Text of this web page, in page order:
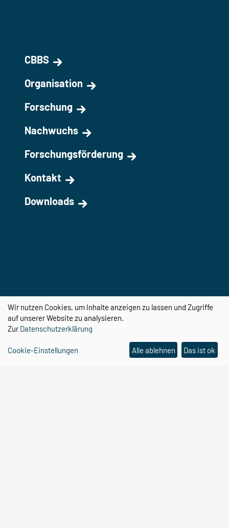
CBBS
Organisation
Forschung
Nachwuchs
Forschungsförderung
Kontakt
Downloads
Wir nutzen Cookies, um Inhalte anzeigen zu lassen und Zugriffe
auf unserer Website zu analysieren.
ZurDatenschutzerklärung
Cookie-Einstellungen Alle ablehnen Das ist ok